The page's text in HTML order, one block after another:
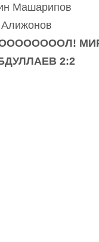
Машарипов
2:2